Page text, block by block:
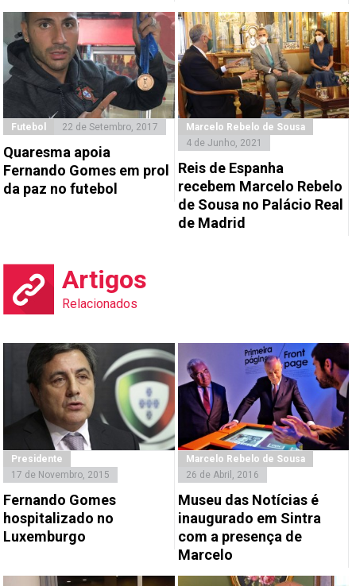
Futebol 22 de Setembro, 2017
Quaresma apoia
Fernando Gomes em prol
da paz no futebol
Marcelo Rebelo de Sousa
4 de Junho, 2021
Reis de Espanha
recebem Marcelo Rebelo
de Sousa no Palácio Real
de Madrid
Artigos
Relacionados
Presidente
17 de Novembro, 2015
Fernando Gomes
hospitalizado no
Luxemburgo
Marcelo Rebelo de Sousa
26 de Abril, 2016
Museu das Notícias é
inaugurado em Sintra
com a presença de
Marcelo